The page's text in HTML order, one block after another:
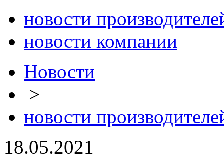
новости
новости компании
Новости
>
новости
18.05.2021